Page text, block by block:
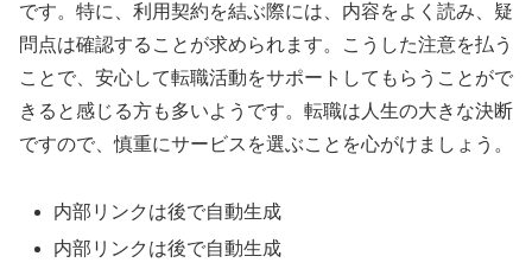
です。特に、利用契約を結ぶ際には、内容をよく読み、疑
問点は確認することが求められます。こうした注意を払う
ことで、安心して転職活動をサポートしてもらうことがで
きると感じる方も多いようです。転職は人生の大きな決断
ですので、慎重にサービスを選ぶことを心がけましょう。
内部リンクは後で自動生成
内部リンクは後で自動生成